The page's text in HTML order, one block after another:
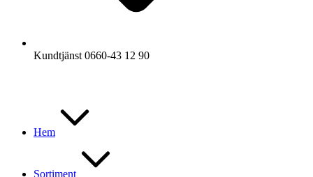
Kundtjänst 0660-43 12 90
Hem
Sortiment